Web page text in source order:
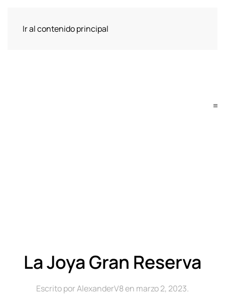
Ir al contenido principal
La Joya Gran Reserva
Escrito porAlexanderV8en marzo 2, 2023.